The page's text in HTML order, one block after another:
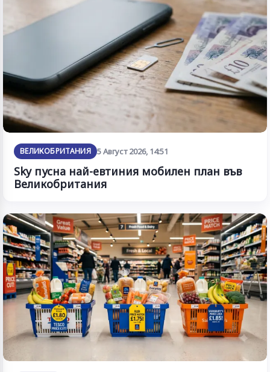
ВЕЛИКОБРИТАНИЯ 5 Август 2026, 14:51
Sky пусна най-евтиния мобилен план във
Великобритания